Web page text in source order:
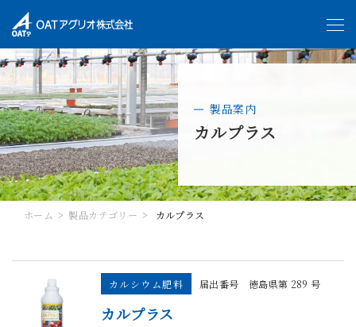
製品案内
カルプラス
ホーム 製品カテゴリー カルプラス
カルシウム肥料 届出番号 徳島県第 289 号
カルプラス